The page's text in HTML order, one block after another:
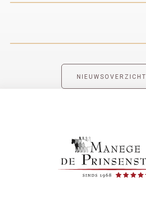
NIEUWSOVERZICHT